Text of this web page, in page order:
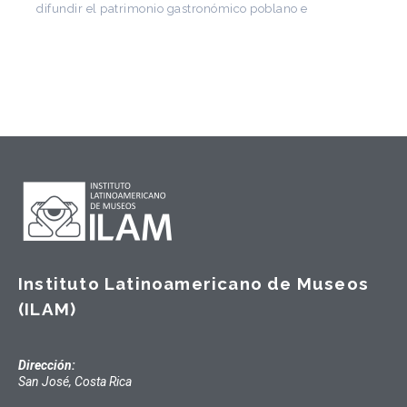
difundir el patrimonio gastronómico poblano e
Instituto Latinoamericano de Museos
(ILAM)
Dirección:
San José, Costa Rica